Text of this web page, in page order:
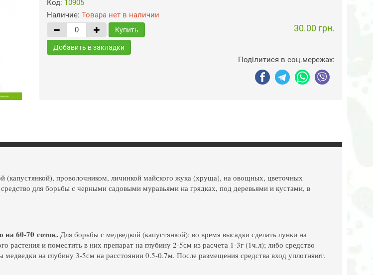
Код: 10905
Наличие: Товара нет в наличии
Купить 30.00 грн.
Добавить в закладки
Поділитися в соц.мережах:
(капустянкой), проволочником, личинкой майского жука (хруща), на овощных, цветочных
средство для борьбы с черными садовыми муравьями на грядках, под деревьями и кустами, в
на 60-70 соток. Для борьбы с медведкой (капустянкой): во время высадки сделать лунки на
растения и поместить в них препарат на глубину 2-5см из расчета 1-3г (1ч.л); либо средство
медведки на глубину 3-5см на расстоянии 0.5-0.7м. После размещения средства вход уплотняют.